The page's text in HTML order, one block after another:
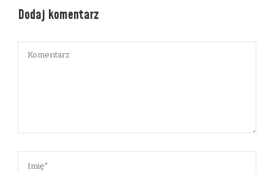
Dodaj komentarz